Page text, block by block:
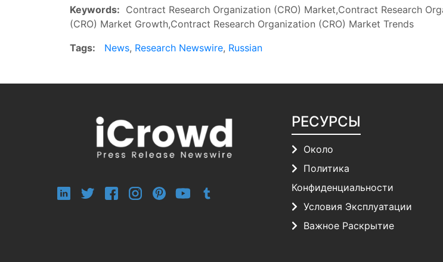
Keywords: Contract Research Organization (CRO) Market,Contract Research
(CRO) Market Growth,Contract Research Organization (CRO) Market Trends
Tags:
News, Research Newswire, Russian
РЕСУРСЫ
Около
Политика
Конфиденциальности
Условия Эксплуатации
Важное Раскрытие